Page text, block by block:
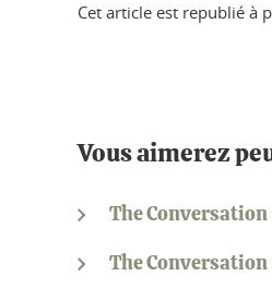
Cet article est republié à
Vous aimerez
The Conversation
The Conversation